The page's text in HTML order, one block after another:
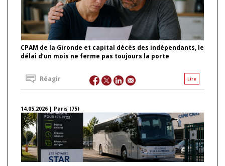
CPAM de la Gironde et capital décès des indépendants, le
délai d’un mois ne ferme pas toujours la porte
Lire
Réagir
14.05.2026 | Paris (75)